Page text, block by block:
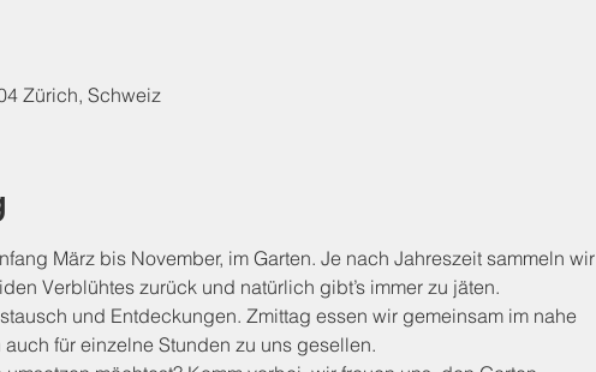
Zürich, Schweiz
März bis November, im Garten. Je nach Jahreszeit sammeln wir
Verblühtes zurück und natürlich gibt’s immer zu jäten.
und Entdeckungen. Zmittag essen wir gemeinsam im nahe
für einzelne Stunden zu uns gesellen.